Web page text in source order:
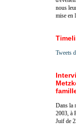
nous
mise en
Tweets
Dans la
2003, à
Juif de